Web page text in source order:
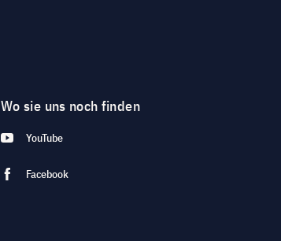
Wo sie uns noch finden
YouTube
Facebook